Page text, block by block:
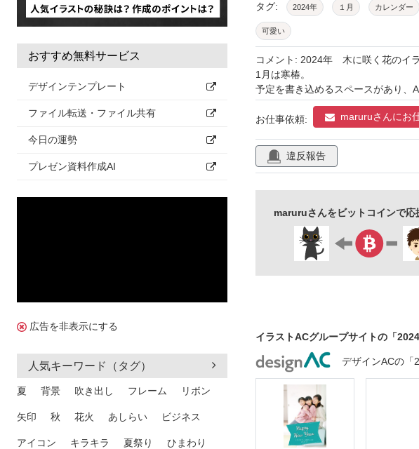
おすすめ無料サービス
デザインテンプレート
ファイル転送・ファイル共有
今日の運勢
プレゼン資料作成AI
広告を非表示にする
人気キーワード（タグ）
夏 背景 吹き出し フレーム リボン
矢印 秋 花火 あしらい ビジネス
アイコン キラキラ 夏祭り ひまわり
タグ: 2024年 １月 カレンダー
可愛い
コメント: 2024年 木に咲く花のイ
1月は寒椿。
予定を書き込めるスペースがあり、
お仕事依頼: maruruさんにお
違反報告
maruruさんをビットコインで応
イラストACグループサイトの「
デザインACの「